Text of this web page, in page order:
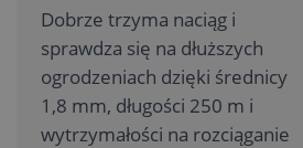
Dobrze trzyma naciąg i
sprawdza się na dłuższych
ogrodzeniach dzięki średnicy
1,8 mm, długości 250 m i
wytrzymałości na rozciąganie